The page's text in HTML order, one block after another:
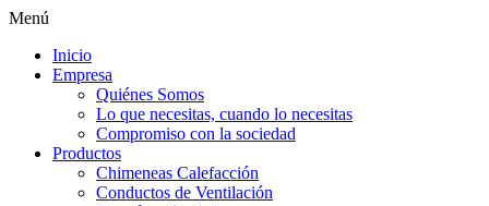
Menú
Inicio
Empresa
Quiénes Somos
Lo que necesitas, cuando lo necesitas
Compromiso con la sociedad
Productos
Chimeneas Calefacción
Conductos de Ventilación